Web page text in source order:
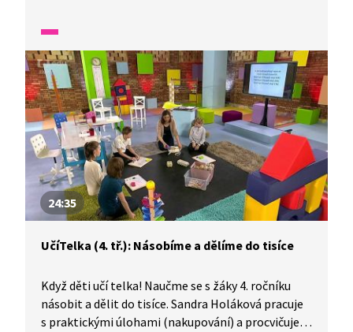
do vět.
24:35
UčíTelka (4. tř.): Násobíme a dělíme do tisíce
Když děti učí telka! Naučme se s žáky 4. ročníku
násobit a dělit do tisíce. Sandra Holáková pracuje
s praktickými úlohami (nakupování) a procvičuje